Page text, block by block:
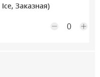
Заказная)